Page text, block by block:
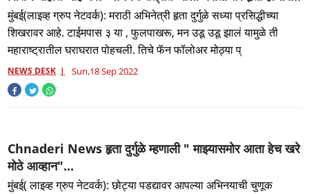
होती...! जाणून घ्या तिच्या करिअरबद्दल!
मुंबई(लाइव्ह ग्रुप नेटवर्क): मराठी अभिनेत्री हृता दुर्गुळे सध्या प्रसिद्धीच्या
शिखरावर आहे. टाईमपास ३ या , फुलपाखरू, मन उडू उडू झालं यामुळे ती
महाराष्ट्रातील घराघरात पोहचली. तिचे फॅन फॉलोअर मोठ्या प्
NEWS DESK Sun,18 Sep 2022
Chnaderi News हृता दुर्गुळे म्हणाली " माझ्यासमोर आता हेच खरे
मोठे आव्हान"...
मुंबई( लाइव्ह ग्रुप नेटवर्क): छोट्या पडद्यावर आपल्या अभिनयाची चुणूक